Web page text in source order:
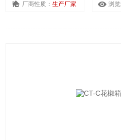
厂商性质：生产厂家 浏